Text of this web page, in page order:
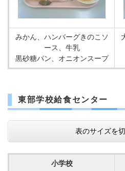
みかん、ハンバーグきのこソ
ース、牛乳
黒砂糖パン、オニオンスープ
東部学校給食センター
表のサイズを
小学校